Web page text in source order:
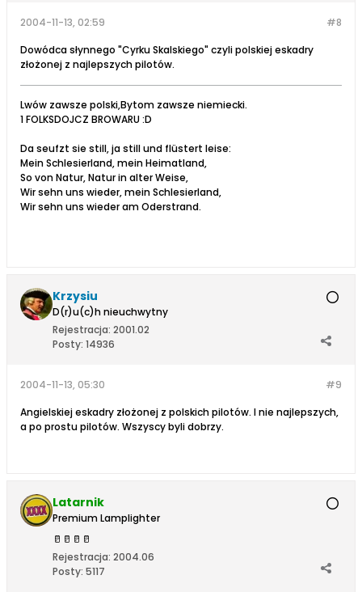
#8
2004-11-13, 02:59
Dowódca słynnego "Cyrku Skalskiego" czyli polskiej eskadry
złożonej z najlepszych pilotów.
Lwów zawsze polski,Bytom zawsze niemiecki.
1 FOLKSDOJCZ BROWARU :D
Da seufzt sie still, ja still und flüstert leise:
Mein Schlesierland, mein Heimatland,
So von Natur, Natur in alter Weise,
Wir sehn uns wieder, mein Schlesierland,
Wir sehn uns wieder am Oderstrand.
Krzysiu
D(r)u(c)h nieuchwytny
Rejestracja: 2001.02
Posty: 14936
#9
2004-11-13, 05:30
Angielskiej eskadry złożonej z polskich pilotów. I nie najlepszych,
a po prostu pilotów. Wszyscy byli dobrzy.
Latarnik
Premium Lamplighter
🥛 🥛 🥛 🥛
Rejestracja: 2004.06
Posty: 5117